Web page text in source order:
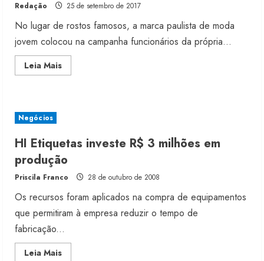
Redação 25 de setembro de 2017
No lugar de rostos famosos, a marca paulista de moda
jovem colocou na campanha funcionários da própria...
Leia MaisRead
more
Negócios
HI Etiquetas investe R$ 3 milhões em
produção
Priscila Franco 28 de outubro de 2008
Os recursos foram aplicados na compra de equipamentos
que permitiram à empresa reduzir o tempo de
fabricação...
Leia MaisRead
receita em 2026
4 de agosto de 2026